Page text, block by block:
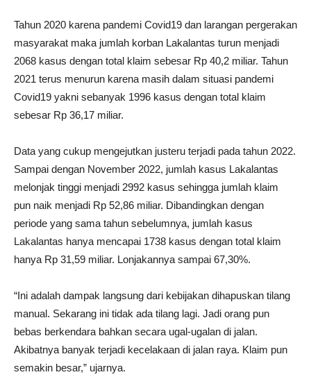
Tahun 2020 karena pandemi Covid19 dan larangan pergerakan
masyarakat maka jumlah korban Lakalantas turun menjadi
2068 kasus dengan total klaim sebesar Rp 40,2 miliar. Tahun
2021 terus menurun karena masih dalam situasi pandemi
Covid19 yakni sebanyak 1996 kasus dengan total klaim
sebesar Rp 36,17 miliar.
Data yang cukup mengejutkan justeru terjadi pada tahun 2022.
Sampai dengan November 2022, jumlah kasus Lakalantas
melonjak tinggi menjadi 2992 kasus sehingga jumlah klaim
pun naik menjadi Rp 52,86 miliar. Dibandingkan dengan
periode yang sama tahun sebelumnya, jumlah kasus
Lakalantas hanya mencapai 1738 kasus dengan total klaim
hanya Rp 31,59 miliar. Lonjakannya sampai 67,30%.
“Ini adalah dampak langsung dari kebijakan dihapuskan tilang
manual. Sekarang ini tidak ada tilang lagi. Jadi orang pun
bebas berkendara bahkan secara ugal-ugalan di jalan.
Akibatnya banyak terjadi kecelakaan di jalan raya. Klaim pun
semakin besar,” ujarnya.